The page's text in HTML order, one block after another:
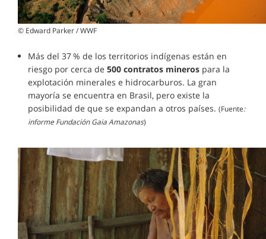
© Edward Parker / WWF
Más del 37 % de los territorios indígenas están en
riesgo por cerca de 500 contratos mineros para la
explotación minerales e hidrocarburos. La gran
mayoría se encuentra en Brasil, pero existe la
posibilidad de que se expandan a otros países. (Fuente:
informe Fundación Gaia Amazonas)